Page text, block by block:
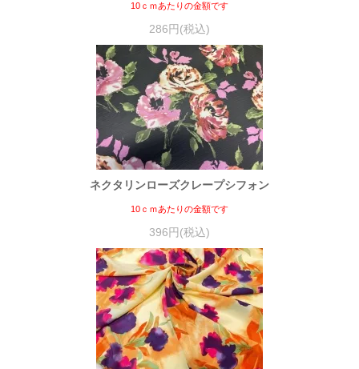
10ｃｍあたりの金額です
286円(税込)
ネクタリンローズクレープシフォン
10ｃｍあたりの金額です
396円(税込)